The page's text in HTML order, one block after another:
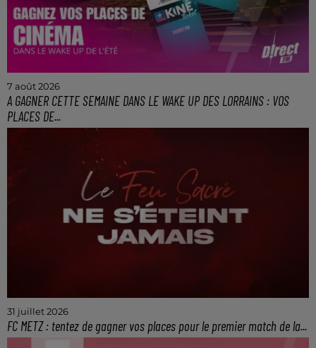
7 août 2026
A GAGNER CETTE SEMAINE DANS LE WAKE UP DES LORRAINS : VOS
PLACES DE...
Gagnez vos 4 places de ciné entre 7h et 10h tous les
31 juillet 2026
FC METZ : tentez de gagner vos places pour le premier match de la...
Le samedi 8 août à 20h45 au stade Saint-